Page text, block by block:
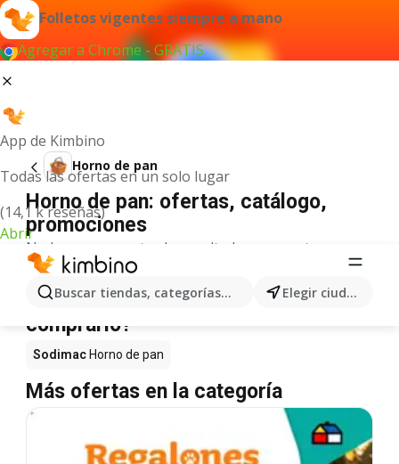
Folletos vigentes siempre a mano
Agregar a Chrome - GRATIS
App de Kimbino
Todas las ofertas en un solo lugar
(14,1 k reseñas)
Abrir
Buscar tiendas, categorías, productos... Elegir ciudad
Horno de pan
Horno de pan: ofertas, catálogo,
promociones
No hemos encontrado resultados para este
término.
Horno de pan en oferta - ¿Dónde
comprarlo?
Sodimac Horno de pan
Más ofertas en la categoría